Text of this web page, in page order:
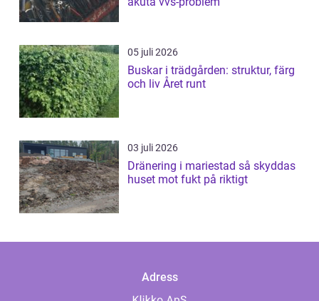
05 juli 2026
Buskar i trädgården: struktur, färg
och liv Året runt
03 juli 2026
Dränering i mariestad så skyddas
huset mot fukt på riktigt
Adress